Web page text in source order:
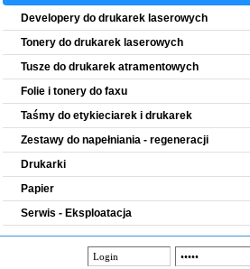
Developery do drukarek laserowych
Tonery do drukarek laserowych
Tusze do drukarek atramentowych
Folie i tonery do faxu
Taśmy do etykieciarek i drukarek
Zestawy do napełniania - regeneracji
Drukarki
Papier
Serwis - Eksploatacja